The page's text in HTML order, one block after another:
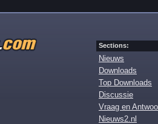
Sections:
Nieuws
Downloads
Top Downloads
Discussie
Vraag en
Nieuws2.nl